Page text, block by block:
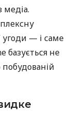
медіа.
угоди — і саме
базується не